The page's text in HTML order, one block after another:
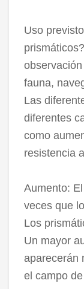
Uso
fauna,
Las
diferentes
como
resistencia
Aumento:
veces que
Los
Un mayor
aparecerán
el campo